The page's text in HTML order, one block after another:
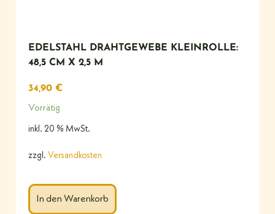
EDELSTAHL DRAHTGEWEBE KLEINROLLE:
48,5 CM X 2,5 M
34,90 €
Vorrätig
inkl. 20 % MwSt.
zzgl. Versandkosten
In den Warenkorb